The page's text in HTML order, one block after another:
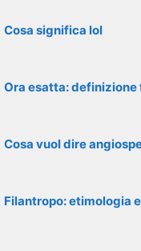
Cosa significa lol
Ora esatta: definizione
Cosa vuol dire
Filantropo: etimologia